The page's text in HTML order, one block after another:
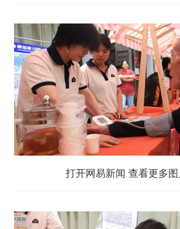
打开网易新闻 查看更多